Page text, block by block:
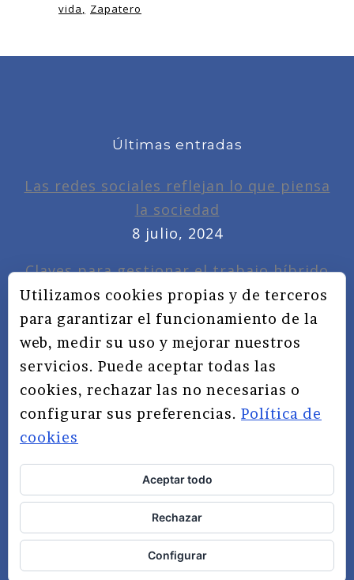
vida
Zapatero
Últimas entradas
Las redes sociales reflejan lo que piensa
la sociedad
8 julio, 2024
Claves para gestionar el trabajo híbrido
7 noviembre, 2022
Privacidad, redes sociales y educación
3 septiembre, 2019
TÉRMINOS Y CONDICIONES
AVISO LEGAL
POLÍTICA DE PRIVACIDAD
Utilizamos cookies propias y de terceros
para garantizar el funcionamiento de la
web, medir su uso y mejorar nuestros
servicios. Puede aceptar todas las
cookies, rechazar las no necesarias o
configurar sus preferencias. Política de
cookies
Aceptar todo
Rechazar
Configurar